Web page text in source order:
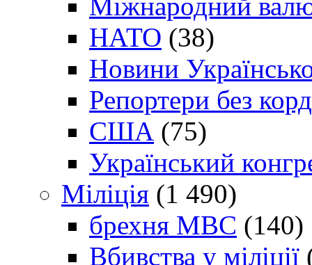
НАТО (38)
Новини
Репортери без
США (75)
Український
Міліція (1 490)
брехня МВС (140)
Вбивства у міліції